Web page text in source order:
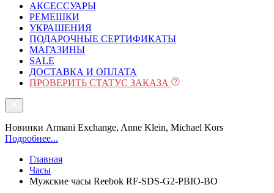
АКСЕССУАРЫ
РЕМЕШКИ
УКРАШЕНИЯ
ПОДАРОЧНЫЕ СЕРТИФИКАТЫ
МАГАЗИНЫ
SALE
ДОСТАВКА И ОПЛАТА
ПРОВЕРИТЬ СТАТУС ЗАКАЗА
Новинки Armani Exchange, Anne Klein, Michael Kors
Подробнее...
Главная
Часы
Мужские часы Reebok RF-SDS-G2-PBIO-BO